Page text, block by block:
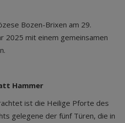
Bozen-Brixen am 29.
2025 mit einem gemeinsamen
Hammer
ist die Heilige Pforte des
gelegene der fünf Türen, die in